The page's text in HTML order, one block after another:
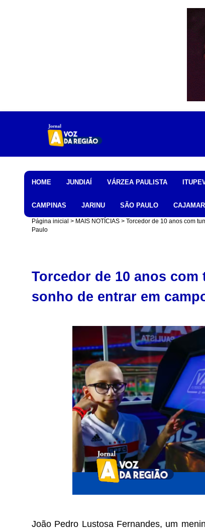
HOME JUNDIAÍ VÁRZEA PAULISTA
CAMPINAS JARINU SÃO PAULO CAJAMAR
Página inicial MAIS NOTÍCIAS
Torcedor de 10 anos com
Paulo
Torcedor de 10 anos
sonho de entrar em
João Pedro Lustosa Fernandes, um